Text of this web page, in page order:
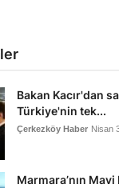
Bakan Kacır'dan
Türkiye'nin tek...
Çerkezköy Haber Nisan
Marmara’nın